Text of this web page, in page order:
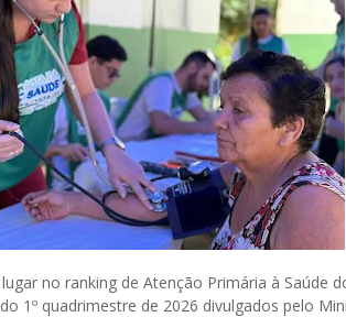
no ranking de Atenção Primária à Saúde
1º quadrimestre de 2026 divulgados pelo